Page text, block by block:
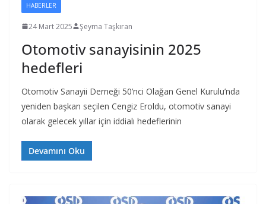
HABERLER
24 Mart 2025 Şeyma Taşkıran
Otomotiv sanayisinin 2025
hedefleri
Otomotiv Sanayii Derneği 50’nci Olağan Genel Kurulu’nda
yeniden başkan seçilen Cengiz Eroldu, otomotiv sanayi
olarak gelecek yıllar için iddialı hedeflerinin
Devamını Oku